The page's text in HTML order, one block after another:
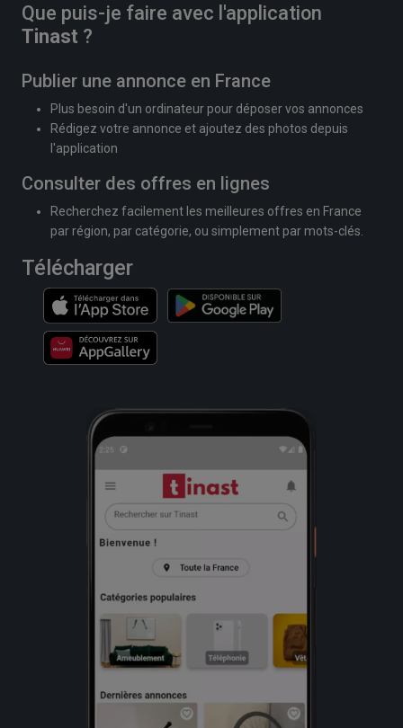
Que puis-je faire avec l'application
Tinast ?
Publier une annonce en France
Plus besoin d'un ordinateur pour déposer vos annonces
Rédigez votre annonce et ajoutez des photos depuis
l'application
Consulter des offres en lignes
Recherchez facilement les meilleures offres en France
par région, par catégorie, ou simplement par mots-clés.
Télécharger